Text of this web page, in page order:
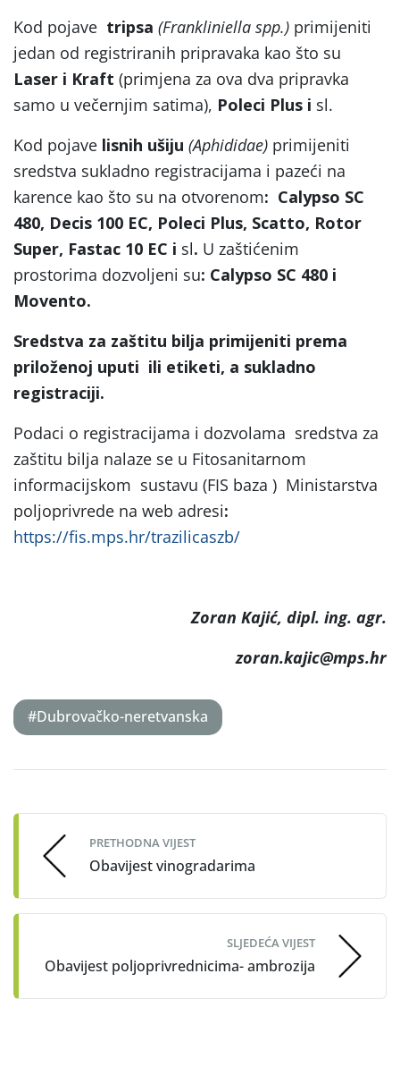
Kod pojave tripsa (Frankliniella spp.) primijeniti
jedan od registriranih pripravaka kao što su
Laser i Kraft (primjena za ova dva pripravka
samo u večernjim satima), Poleci Plus i sl.
Kod pojave lisnih ušiju (Aphididae) primijeniti
sredstva sukladno registracijama i pazeći na
karence kao što su na otvorenom: Calypso SC
480, Decis 100 EC, Poleci Plus, Scatto, Rotor
Super, Fastac 10 EC i sl. U zaštićenim
prostorima dozvoljeni su: Calypso SC 480 i
Movento.
Sredstva za zaštitu bilja primijeniti prema
priloženoj uputi ili etiketi, a sukladno
registraciji.
Podaci o registracijama i dozvolama sredstva za
zaštitu bilja nalaze se u Fitosanitarnom
informacijskom sustavu (FIS baza ) Ministarstva
poljoprivrede na web adresi:
https://fis.mps.hr/trazilicaszb/
Zoran Kajić, dipl. ing. agr.
zoran.kajic@mps.hr
#Dubrovačko-neretvanska
navigation
PRETHODNA VIJEST
Obavijest vinogradarima
SLJEDEĆA VIJEST
Obavijest poljoprivrednicima- ambrozija